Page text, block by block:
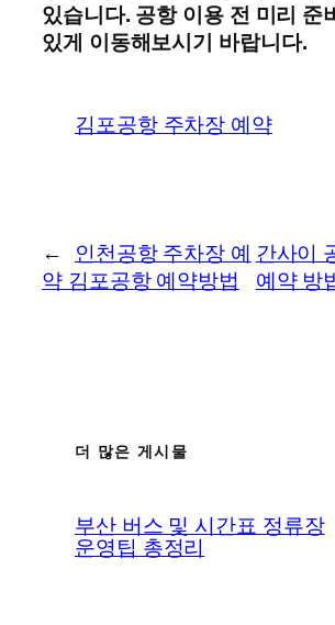
있습니다. 공항 이용 전 미리 준
있게 이동해보시기 바랍니다.
김포공항 주차장 예약
←
인천공항 주차장 예
약 김포공항 예약방법
간사이
예약 방
더 많은 게시물
부산 버스 및 시간표 정류장
운영팁 총정리